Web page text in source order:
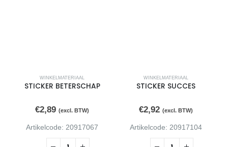
WINKELMATERIAAL
STICKER BETERSCHAP
€2,89 (excl. BTW)
Artikelcode: 20917067
WINKELMATERIAAL
STICKER SUCCES
€2,92 (excl. BTW)
Artikelcode: 20917104